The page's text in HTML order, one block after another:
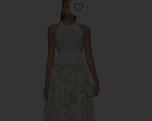
Favorite BALSA ドレス